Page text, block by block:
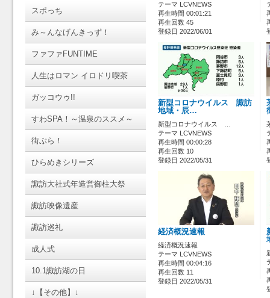
スポっち
み～んなげんきっず！
ファファFUNTIME
人生はロマン イロドリ喫茶
ガッコウゥ!!
すわSPA！～温泉のススメ～
街ぶら！
ひらめきシリーズ
諏訪大社式年造営御柱大祭
諏訪映像遺産
諏訪巡礼
成人式
10.1諏訪湖の日
↓【その他】↓
テーマ LCVNEWS
再生時間 00:01:21
再生回数 45
登録日 2022/06/01
新型コロナウイルス 諏訪
地域・辰…
新型コロナウイルス …
テーマ LCVNEWS
再生時間 00:00:28
再生回数 10
登録日 2022/05/31
経済概況速報
経済概況速報
テーマ LCVNEWS
再生時間 00:04:16
再生回数 11
登録日 2022/05/31